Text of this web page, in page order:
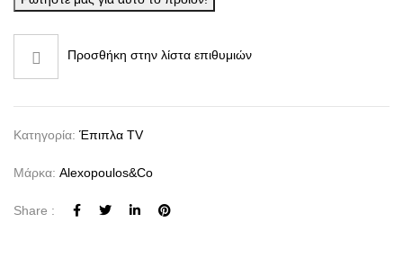
Προσθήκη στην λίστα επιθυμιών
Κατηγορία: Έπιπλα TV
Μάρκα: Alexopoulos&co
Share :